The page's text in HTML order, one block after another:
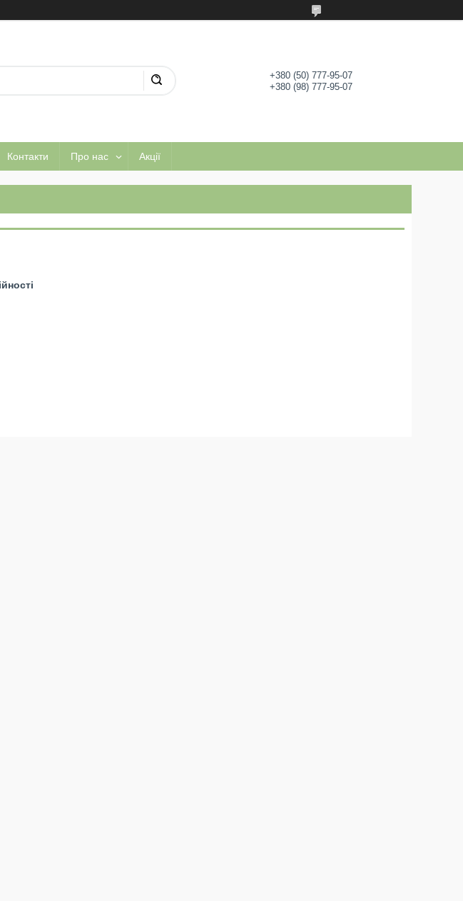
+380 (50) 777-95-07
+380 (98) 777-95-07
Контакти Про нас Акції